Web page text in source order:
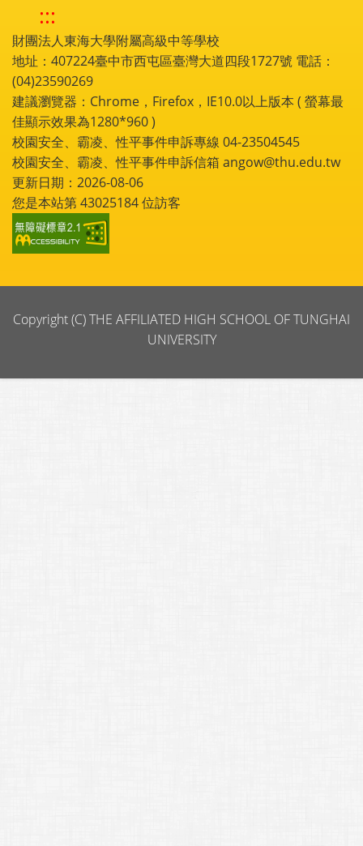
:::
財團法人東海大學附屬高級中等學校
地址：407224臺中市西屯區臺灣大道四段1727號 電話：
(04)23590269
建議瀏覽器：Chrome，Firefox，IE10.0以上版本 ( 螢幕最
佳顯示效果為1280*960 )
校園安全、霸凌、性平事件申訴專線 04-23504545
校園安全、霸凌、性平事件申訴信箱 angow@thu.edu.tw
更新日期：2026-08-06
您是本站第43025184位訪客
Copyright (C) THE AFFILIATED HIGH SCHOOL OF TUNGHAI
UNIVERSITY